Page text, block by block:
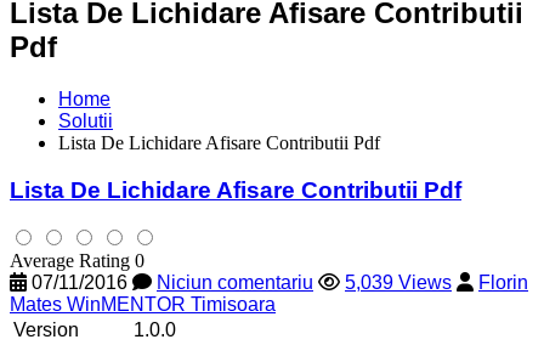
Lista De Lichidare Afisare Contributii
Pdf
Home
Solutii
Lista De Lichidare Afisare Contributii Pdf
Lista De Lichidare Afisare Contributii Pdf
Average Rating 0
07/11/2016
Niciun comentariu 5,039 Views
Florin
Mates WinMENTOR Timisoara
Version
1.0.0